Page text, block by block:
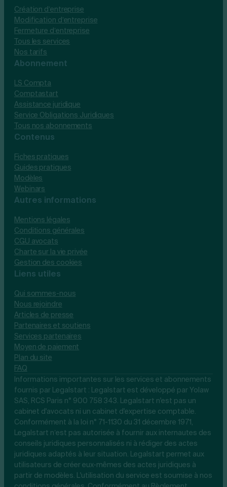
Création d’entreprise
Modification d’entreprise
Fermeture d’entreprise
Tous les services
Nos tarifs
Abonnement
LS Compta
Comptastart
Assistance juridique
Service Obligations Juridiques
Tous nos abonnements
Contenus
Fiches pratiques
Guides pratiques
Modèles
Webinars
Autres informations
Mentions légales
Conditions générales
CGU avocats
Charte sur la vie privée
Gestion des cookies
Liens utiles
Qui sommes-nous
Nous rejoindre
Articles de presse
Partenaires et soutiens
Services partenaires
Moyen de paiement
Plan du site
FAQ
Informations importantes sur les services et abonnements
fournis par Legalstart : Legalstart est développé par Yolaw
SAS, RCS Paris n° 900 758 343. Legalstart n'est pas un
cabinet d'avocats ni un cabinet d'expertise comptable.
Conformément à la loi n° 71-1130 du 31 décembre 1971,
Legalstart n’est pas autorisée à fournir aux internautes des
conseils juridiques personnalisés ni à rédiger des actes
juridiques adaptés à leur situation. Legalstart permet aux
utilisateurs de créer eux-mêmes des actes juridiques à
partir de modèles. L'utilisation du service est soumise à nos